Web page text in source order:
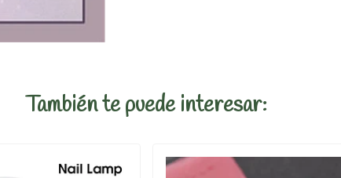
También te puede interesar: